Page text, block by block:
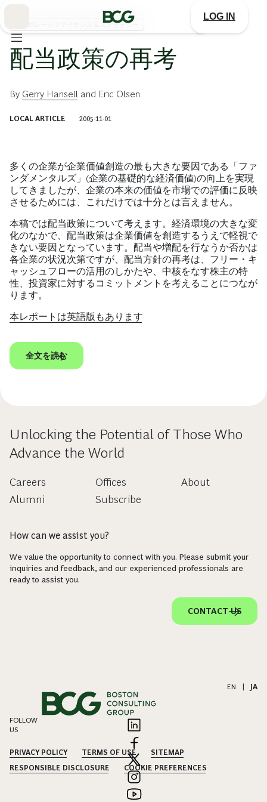
LOG IN
コーポレートファイナンス＆ストラテジー
配当政策の再考
By Gerry Hansell and Eric Olsen
LOCAL ARTICLE 2005-11-01
多くの企業が企業価値創造の最も大きな要因である「ファ
ンダメンタルズ」(企業の基礎的な経済価値)の向上を実現
してきましたが、企業の本来の価値を市場での評価に反映
させるためには、これだけでは十分とは言えません。
本稿では配当政策について考えます。経済環境の大きな変
化のなかで、配当政策は企業価値を創造するうえで軽視で
きない要因となっています。配当や増配を行なうか否かは
各企業の状況次第ですが、配当方針の再考は、フリー・キ
ャッシュフローの活用のしかたや、中核をなす株主の特
性、投資家に対するコミットメントを考えることにつなが
ります。
本レポートは英語版もあります
全文を読む
Unlocking the Potential of Those Who
Advance the World
Careers
Alumni
Offices
Subscribe
About
How can we assist you?
We value the opportunity to connect with you. Please submit your
inquiries and feedback, and our experienced professionals are
ready to assist you.
CONTACT US
EN JA
FOLLOW
US
PRIVACY POLICY TERMS OF USE
SITEMAP
RESPONSIBLE DISCLOSURE
COOKIE PREFERENCES